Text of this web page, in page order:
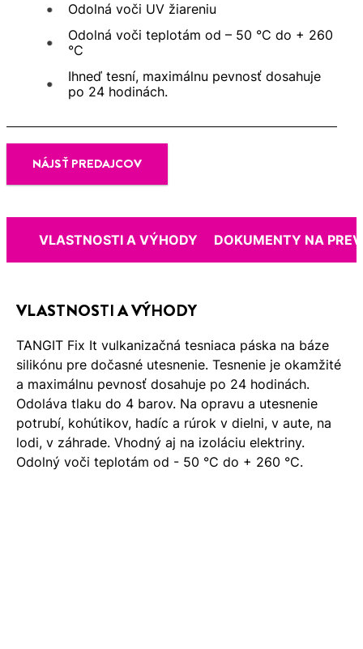
Odolná voči UV žiareniu
Odolná voči teplotám od – 50 °C do + 260
°C
Ihneď tesní, maximálnu pevnosť dosahuje
po 24 hodinách.
NÁJSŤ PREDAJCOV
VLASTNOSTI A VÝHODY DOKUMENTY NA
VLASTNOSTI A VÝHODY
TANGIT Fix It vulkanizačná tesniaca páska na báze
silikónu pre dočasné utesnenie. Tesnenie je okamžité
a maximálnu pevnosť dosahuje po 24 hodinách.
Odoláva tlaku do 4 barov. Na opravu a utesnenie
potrubí, kohútikov, hadíc a rúrok v dielni, v aute, na
lodi, v záhrade. Vhodný aj na izoláciu elektriny.
Odolný voči teplotám od - 50 °C do + 260 °C.